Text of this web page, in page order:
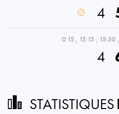
4
0:15 , 15:15 , 15:30 ,
4
STATISTIQUES